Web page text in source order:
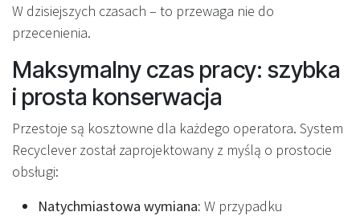
W dzisiejszych czasach – to przewaga nie do
przecenienia.
Maksymalny czas pracy: szybka
i prosta konserwacja
Przestoje są kosztowne dla każdego operatora. System
Recyclever został zaprojektowany z myślą o prostocie
obsługi:
Natychmiastowa wymiana: W przypadku